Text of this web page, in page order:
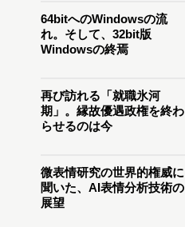
64bitへのWindowsの流
れ。そして、32bit版
Windowsの終焉
再び訪れる「就職氷河
期」。縁故優遇政権を終わ
らせるのは今
微表情研究の世界的権威に
聞いた、AI表情分析技術の
展望